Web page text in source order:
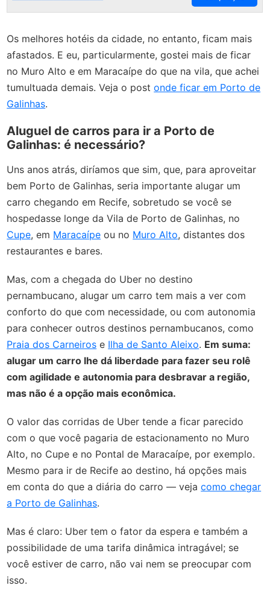
Os melhores hotéis da cidade, no entanto, ficam mais
afastados. E eu, particularmente, gostei mais de ficar
no Muro Alto e em Maracaípe do que na vila, que achei
tumultuada demais. Veja o postonde ficar em Porto de
Galinhas.
Aluguel de carros para ir a Porto de
Galinhas: é necessário?
Uns anos atrás, diríamos que sim, que, para aproveitar
bem Porto de Galinhas, seria importante alugar um
carro chegando em Recife, sobretudo se você se
hospedasse longe da Vila de Porto de Galinhas, no
Cupe, em Maracaípe ou no Muro Alto, distantes dos
restaurantes e bares.
Mas, com a chegada do Uber no destino
pernambucano, alugar um carro tem mais a ver com
conforto do que com necessidade, ou com autonomia
para conhecer outros destinos pernambucanos, como
Praia dos Carneiros e Ilha de Santo Aleixo. Em suma:
alugar um carro lhe dá liberdade para fazer seu rolê
com agilidade e autonomia para desbravar a região,
mas não é a opção mais econômica.
O valor das corridas de Uber tende a ficar parecido
com o que você pagaria de estacionamento no Muro
Alto, no Cupe e no Pontal de Maracaípe, por exemplo.
Mesmo para ir de Recife ao destino, há opções mais
em conta do que a diária do carro — vejacomo chegar
a Porto de Galinhas.
Mas é claro: Uber tem o fator da espera e também a
possibilidade de uma tarifa dinâmica intragável; se
você estiver de carro, não vai nem se preocupar com
isso.